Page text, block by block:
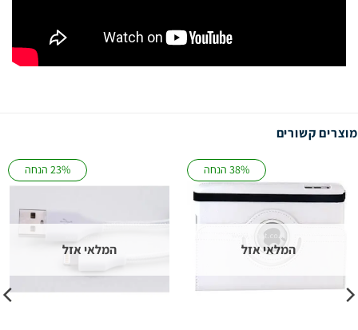
מוצרים קשורים
38% הנחה
המלאי אזל
23% הנחה
המלאי אזל